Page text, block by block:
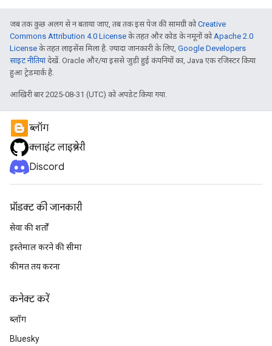
जब तक कुछ अलग से न बताया जाए, तब तक इस पेज की सामग्री कोCreative
Commons Attribution 4.0 License के तहत और कोड के नमूनों कोApache 2.0
License के तहत लाइसेंस मिला है. ज़्यादा जानकारी के लिए, Google Developers
साइट नीतियांदेखें. Oracle और/या इससे जुड़ी हुई कंपनियों का, Java एक रजिस्टर किया
हुआ ट्रेडमार्क है.
आखिरी बार 2025-08-31 (UTC) को अपडेट किया गया.
ब्लॉग
क्लाइंट लाइब्रेरी
Discord
प्रॉडक्ट की जानकारी
सेवा की शर्तों
इस्तेमाल करने की सीमा
कीमत तय करना
कनेक्ट करें
ब्लॉग
Bluesky